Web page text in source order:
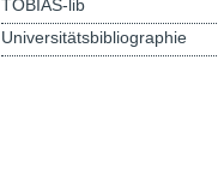
TOBIAS-lib
Universitätsbibliographie